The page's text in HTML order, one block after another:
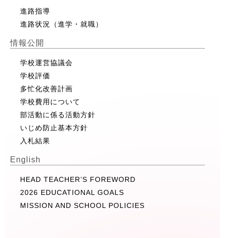
進路指導
進路状況（進学・就職）
情報公開
学校運営協議会
学校評価
多忙化改善計画
学校費用について
部活動に係る活動方針
いじめ防止基本方針
入札結果
English
HEAD TEACHER’S FOREWORD
2026 EDUCATIONAL GOALS
MISSION AND SCHOOL POLICIES